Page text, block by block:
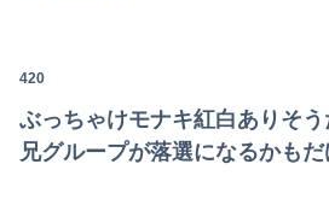
420
ぶっちゃけモナキ紅白ありそ
兄グループが落選になるかもだ